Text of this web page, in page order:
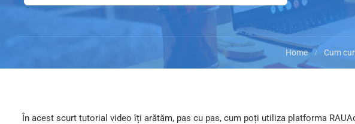
Home Cum
În acest scurt tutorial video îți arătăm, pas cu pas, cum poți utiliza platforma